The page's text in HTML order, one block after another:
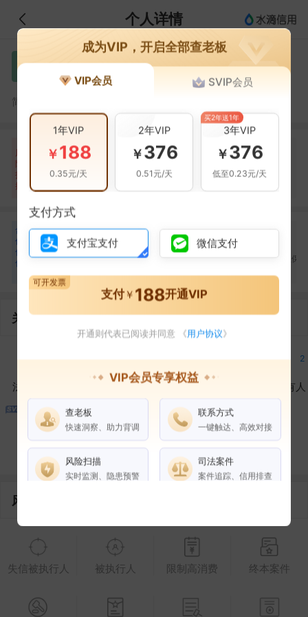
个人详情
徐 徐子逸
简介：
风
险
扫
描
自身风险
暂无风险
关联风险
暂无风险
提示信息
当前企业(0条)
合
作
伙
伴
王 王炳
合作1次
宁晋县财创实业集团有
郭 合作1次
宁晋县众信融资担保有
李
宁晋县众信融资担保有
关联企业
2
法定代表人 对外投资
2
在外任职
2
作为受益所有人
控制企业
3
风险信息
失信被执行人 被执行人 限制高消费 终本案件
成为VIP，开启全部查老板
VIP会员 SVIP会员
1年VIP
￥188
0.35元/天
2年VIP
￥376
0.51元/天
3年VIP
￥376
低至0.23元/天
买2年送1年
支付方式
支付宝支付 微信支付
支付￥ 188开通VIP
可开发票
开通则代表已阅读并同意 《用户协议》
VIP会员专享权益
查老板
快速洞察、助力背调
联系方式
一键触达、高效对接
风险扫描
实时监测、隐患预警
司法案件
案件追踪、信用排查
权益说明 VIP会员 SVIP会员
企业全部电话